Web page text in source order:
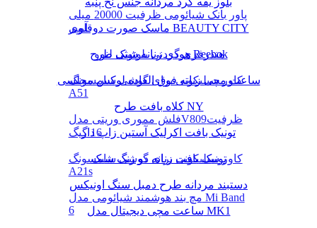
پاور بانک شیائومی ظرفیت 20000 میلی
آمپر
هندزفری گردنی بلوتوثی لنوو
کاور سیلیکونی برای گوشی سامسونگ
A51
فلش مموری وریتی مدلV809ظرفیت
16 گیگ
کاور سیلیکونی برای گوشی سامسونگ
A21s
مچ بند هوشمند شیائومی مدل Mi Band
6
ماسک صورت دوقلوی BEAUTY CITY
هودی زنانه شیک طرح Reebok
ساعت مچی زنانه فوق العاده لوکس مجلسی
کلاه بافت طرح NY
تونیک بافت اکرلیک آستین زاپ دار
تونیک بافت زنانه دو رنگ شیک
دستبند مردانه طرح دمبل سنگ اونیکس
ساعت مچی دیجیتال مدل MK1